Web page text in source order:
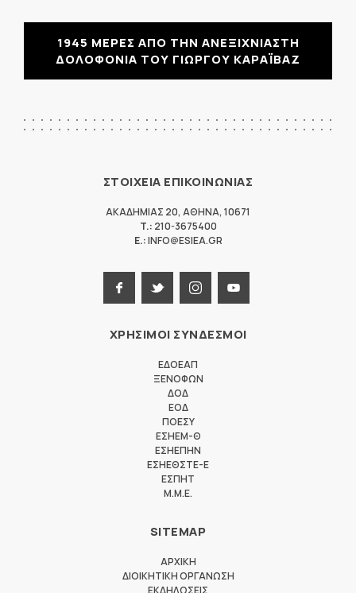
1945 ΜΕΡΕΣ ΑΠΟ ΤΗΝ ΑΝΕΞΙΧΝΙΑΣΤΗ
ΔΟΛΟΦΟΝΙΑ ΤΟΥ ΓΙΩΡΓΟΥ ΚΑΡΑΪΒΑΖ
ΣΤΟΙΧΕΙΑ ΕΠΙΚΟΙΝΩΝΙΑΣ
ΑΚΑΔΗΜΙΑΣ 20, ΑΘΗΝΑ, 10671
T.: 210-3675400
E.:INFO@ESIEA.GR
ΧΡΗΣΙΜΟΙ ΣΥΝΔΕΣΜΟΙ
ΕΔΟΕΑΠ
ΞΕΝΟΦΩΝ
ΔΟΔ
ΕΟΔ
ΠΟΕΣΥ
ΕΣΗΕΜ-Θ
ΕΣΗΕΠΗΝ
ΕΣΗΕΘΣΤΕ-Ε
ΕΣΠΗΤ
M.M.E.
SITEMAP
ΑΡΧΙΚΗ
ΔΙΟΙΚΗΤΙΚΗ ΟΡΓΑΝΩΣΗ